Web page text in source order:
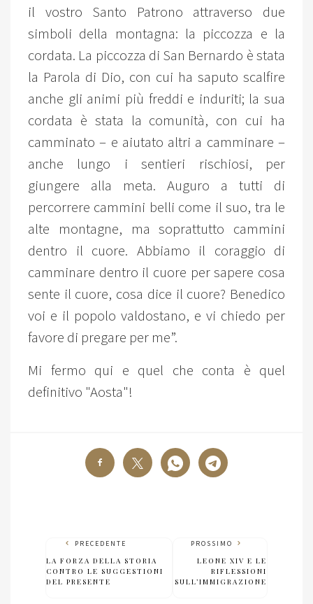
il vostro Santo Patrono attraverso due
simboli della montagna: la piccozza e la
cordata. La piccozza di San Bernardo è stata
la Parola di Dio, con cui ha saputo scalfire
anche gli animi più freddi e induriti; la sua
cordata è stata la comunità, con cui ha
camminato – e aiutato altri a camminare –
anche lungo i sentieri rischiosi, per
giungere alla meta. Auguro a tutti di
percorrere cammini belli come il suo, tra le
alte montagne, ma soprattutto cammini
dentro il cuore. Abbiamo il coraggio di
camminare dentro il cuore per sapere cosa
sente il cuore, cosa dice il cuore? Benedico
voi e il popolo valdostano, e vi chiedo per
favore di pregare per me”.
Mi fermo qui e quel che conta è quel
definitivo "Aosta"!
PRECEDENTE
LA FORZA DELLA STORIA
CONTRO LE SUGGESTIONI
DEL PRESENTE
PROSSIMO
LEONE XIV E LE
RIFLESSIONI
SULL’IMMIGRAZIONE